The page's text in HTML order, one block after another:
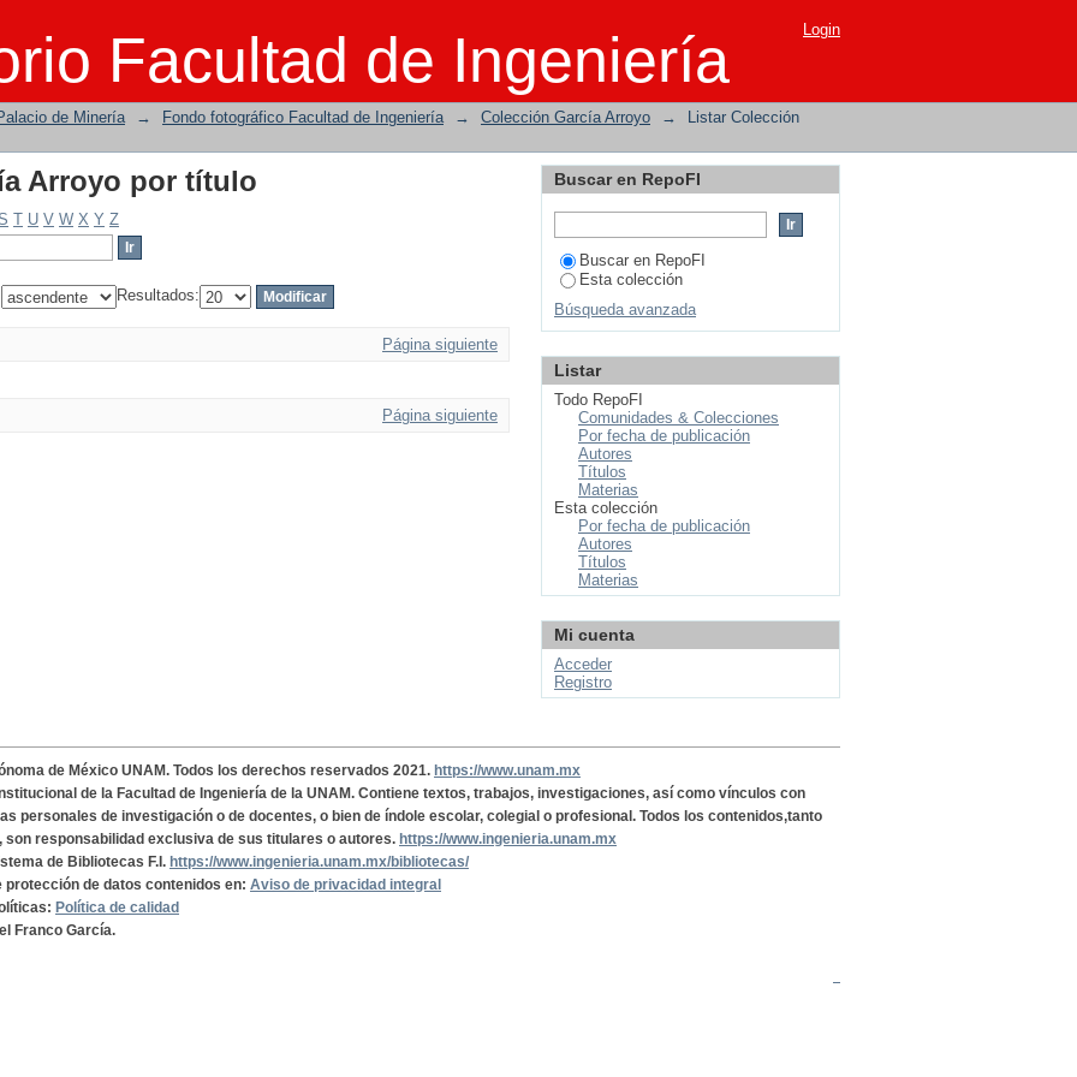
Facultad de Ingeniería
Arroyo por título Login
de Minería → Fondo fotográfico Facultad de Ingeniería → Colección García Arroyo →
Listar Colección
Arroyo por título
T U V W X Y Z
Resultados:
Página siguiente
Página siguiente
Buscar en RepoFI
Buscar en RepoFI
Esta colección
Búsqueda avanzada
Listar
Todo RepoFI
Comunidades & Colecciones
Por fecha de publicación
Autores
Títulos
Materias
Esta colección
Por fecha de publicación
Autores
Títulos
Materias
Mi cuenta
Acceder
Registro
de México UNAM. Todos los derechos reservados 2021. https://www.unam.mx
de la Facultad de Ingeniería de la UNAM. Contiene textos, trabajos, investigaciones, así como vínculos con
personales de investigación o de docentes, o bien de índole escolar, colegial o profesional. Todos los contenidos,tanto
responsabilidad exclusiva de sus titulares o autores. https://www.ingenieria.unam.mx
de Bibliotecas F.I. https://www.ingenieria.unam.mx/bibliotecas/
de datos contenidos en: Aviso de privacidad integral
Política de calidad
Franco García.